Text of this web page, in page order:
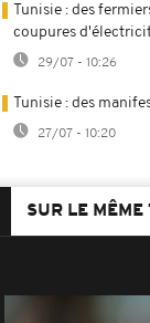
Tunisie : des
coupures
29/07 - 10:26
Tunisie : des
27/07 - 10:20
SUR LE MÊME